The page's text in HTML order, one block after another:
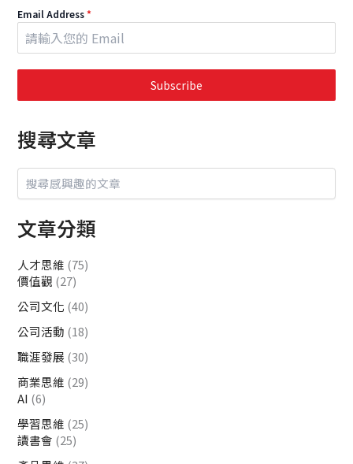
Email Address*
Subscribe
搜尋文章
文章分類
人才思維 (75)
價值觀 (27)
公司文化 (40)
公司活動 (18)
職涯發展 (30)
商業思維 (29)
AI (6)
學習思維 (25)
讀書會 (25)